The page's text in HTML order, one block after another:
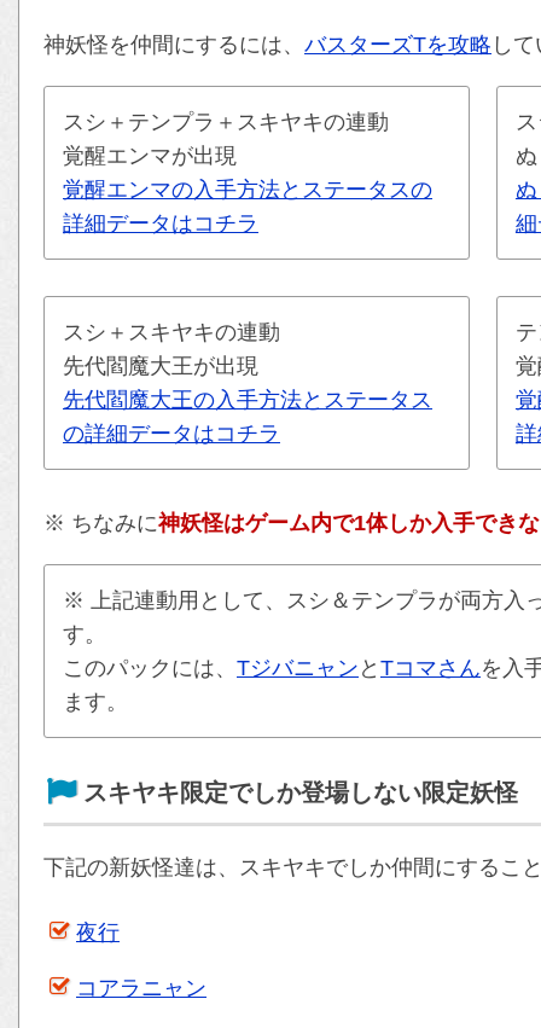
神妖怪を仲間にするには、 バスターズTを攻略 し
スシ＋テンプラ＋スキヤキの連動
覚醒エンマが出現
覚醒エンマの入手方法とステータスの
詳細データはコチラ
スシ＋スキヤキの連動
先代閻魔大王が出現
先代閻魔大王の入手方法とステータス
の詳細データはコチラ
※ ちなみに神妖怪はゲーム内で1体しか入手でき
※ 上記連動用として、スシ＆テンプラが両方入
す。
このパックには、 Tジバニャン と Tコマさんを入
ます。
スキヤキ限定でしか登場しない限定妖怪
下記の新妖怪達は、スキヤキでしか仲間にするこ
夜行
コアラニャン